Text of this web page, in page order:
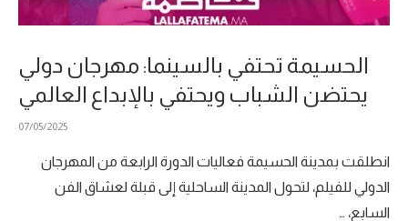
الحسيمة تحتفي بالسينما: مهرجان دولي
يحتضن الشباب ويحتفي بالإبداع العالمي
07/05/2025
انطلقت بمدينة الحسيمة فعاليات الدورة الرابعة من المهرجان
الدولي للفيلم، لتحول المدينة الساحلية إلى قبلة لعشاق الفن
السابع، …